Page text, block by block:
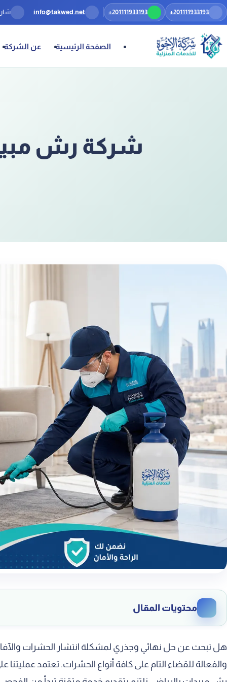
تخطَّ إلى المحتوى
+201111933193
+201111933193
info@takwed.net
الصفحة الرئيسية عن الشركة
شركة رش
محتويات المقال
أهمية الاستعانة بخدمات الرش الاحترافية
حماية الصحة العامة لأفراد الأسرة
هل تبحث عن حل نهائي وجذري لمشكلة انتشار الحشرات
والفعالة للقضاء التام على كافة أنواع الحشرات. تعتمد